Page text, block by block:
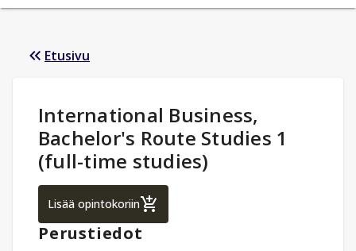
Etusivu
Opintotiedot:
International Business,
Bachelor's Route Studies 1
(full-time studies)
Lisää opintokoriinInternational Business, Bachelor's Route
Perustiedot